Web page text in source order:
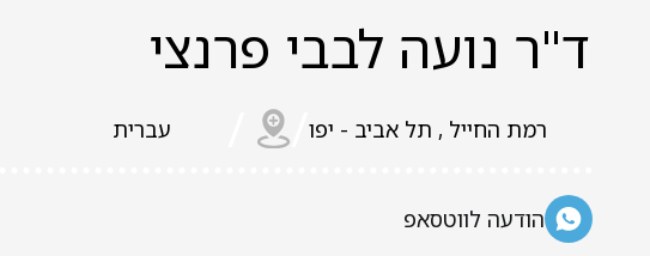
ד"ר נועה לבבי פרנצי
רמת החייל , תל אביב - יפו עברית
הודעה לווטסאפ